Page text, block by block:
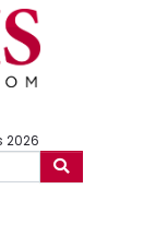
2026